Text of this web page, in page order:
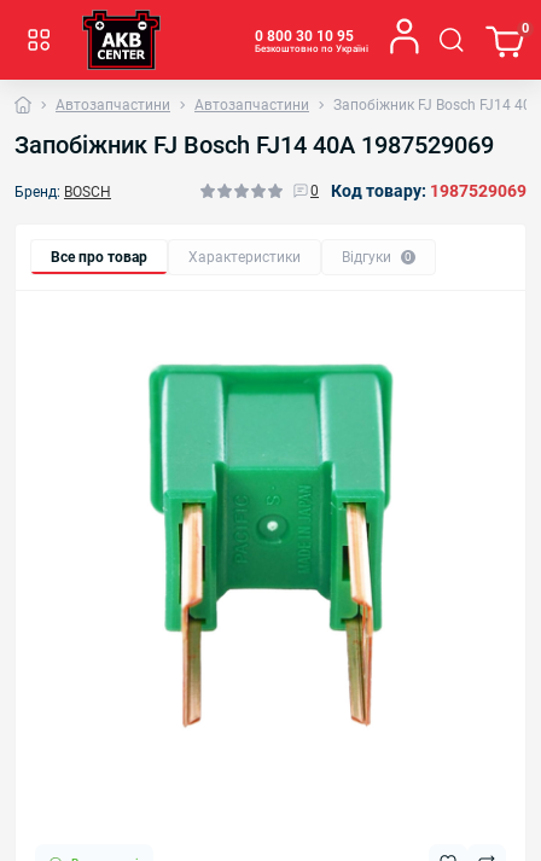
0 800 30 10 95
Безкоштовно по Україні
0
Автозапчастини Автозапчастини Запобіжник FJ Bosch FJ14
Запобіжник FJ Bosch FJ14 40A 1987529069
Бренд: BOSCH 0 Код товару: 1987529069
Все про товар Характеристики Відгуки 0